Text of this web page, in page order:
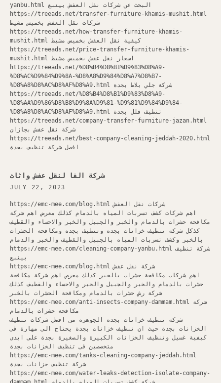
yanbu.html البحث عن شركات نقل العفش بينبع
https://treeads.net/transfer-furniture-khamis-mushit.html
شركات نقل العفش بخميس مشيط
https://treeads.net/how-transfer-furniture-khamis-
mushit.html كيفية نقل العفش بخميس مشيط
https://treeads.net/price-transfer-furniture-khamis-
mushit.html اسعار نقل عفش بخميس مشيط
https://treeads.net/%D8%B4%D8%B1%D9%83%D8%A9-
%D8%AC%D9%84%D9%8A-%D8%A8%D9%84%D8%A7%D8%B7-
%D8%A8%D8%AC%D8%AF%D8%A9.html شركة جلي بلاط بجدة
https://treeads.net/%D8%B4%D8%B1%D9%83%D8%A9-
%D8%AA%D9%86%D8%B8%D9%8A%D9%81-%D9%81%D9%84%D9%84-
%D8%A8%D8%AC%D8%AF%D8%A9.html تنظيف فلل بجدة
https://treeads.net/company-transfer-furniture-jazan.html
شركة نقل عفش بجازان
https://treeads.net/best-company-cleaning-jeddah-2020.html
افضل شركة تنظيف بجدة
شركة الفا لنقل عفش واثاث
JULY 22, 2023
https://emc-mee.com/blog.html شركات نقل العفش
اهم شركات كشف تسربات المياه بالدمام كذلك معرض اهم شركة
مكافحة حشرات بالدمام والخبر والجبيل والخبر والاحساء والقطيف
كذكل شركة تنظيف خزانات بجدة وتنظيف بجدة ومكافحة الحشرات
بالخبر وكشف تسربات المياه بالجبيل والقطيف والخبر والدمام
https://emc-mee.com/cleaning-company-yanbu.html شركة تنظيف
بينبع
https://emc-mee.com/blog.html شركة نقل عفش
اهم شركات مكافحة حشرات بالخبر كذلك معرض اهم شركة مكافحة
حشرات بالدمام والخبر والجبيل والخبر والاحساء والقطيف كذلك
شركة رش حشرات بالدمام ومكافحة الحشرات بالخبر
https://emc-mee.com/anti-insects-company-dammam.html شركة
مكافحة حشرات بالدمام
شركة تنظيف خزانات بجدة الجوهرة من افضل شركات تنظيف
الخزانات بجدة حيث ان تنظيف خزانات بجدة يحتاج الى مهارة فى
كيفية غسيل وتنظيف الخزانات الكبيرة والصغيرة بجدة على ايدى
متخصصين فى تنظيف الخزانات بجدة
https://emc-mee.com/tanks-cleaning-company-jeddah.html
شركة تنظيف خزانات بجدة
https://emc-mee.com/water-leaks-detection-isolate-company-